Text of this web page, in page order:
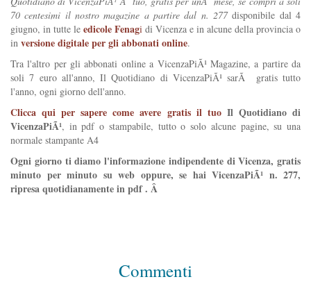
70 centesimi il nostro magazine a partire dal n. 277disponibile dal 4
giugno, in tutte le edicole Fenagi di Vicenza e in alcune della provincia o
in versione digitale per gli abbonati online.
Tra l'altro per gli abbonati online a VicenzaPiÃ¹ Magazine, a partire da
soli 7 euro all'anno, Il Quotidiano di VicenzaPiÃ¹ sarÃ gratis tutto
l'anno, ogni giorno dell'anno.
Clicca qui per sapere come avere gratis il tuo Il Quotidiano di
VicenzaPiÃ¹, in pdf o stampabile, tutto o solo alcune pagine, su una
normale stampante A4
Ogni giorno ti diamo l'informazione indipendente di Vicenza, gratis
minuto per minuto su web oppure, se hai VicenzaPiÃ¹ n. 277,
ripresa quotidianamente in pdf . Â
Commenti